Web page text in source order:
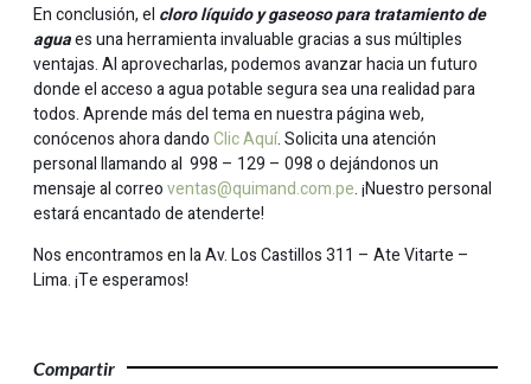
En conclusión, el cloro líquido y gaseoso para tratamiento de
aguaes una herramienta invaluable gracias a sus múltiples
ventajas. Al aprovecharlas, podemos avanzar hacia un futuro
donde el acceso a agua potable segura sea una realidad para
todos. Aprende más del tema en nuestra página web,
conócenos ahora dandoClic Aquí. Solicita una atención
personal llamando al 998 – 129 – 098 o dejándonos un
mensaje al correoventas@quimand.com.pe. ¡Nuestro personal
estará encantado de atenderte!
Nos encontramos en la Av. Los Castillos 311 – Ate Vitarte –
Lima. ¡Te esperamos!
Compartir